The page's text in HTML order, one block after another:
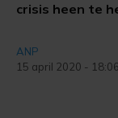
crisis heen te
ANP
15 april 2020 - 18:06